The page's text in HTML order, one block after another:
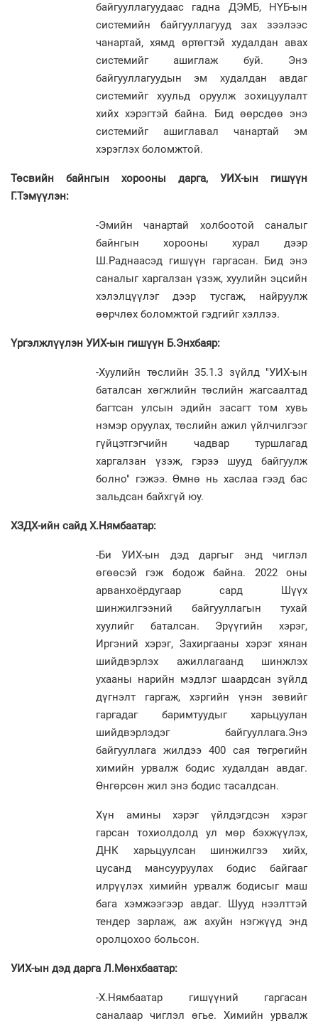
байгууллагуудаас гадна ДЭМБ, НҮБ-ын
системийн байгууллагууд зах зээлээс
чанартай, хямд өртөгтэй худалдан авах
системийг ашиглаж буй. Энэ
байгууллагуудын эм худалдан авдаг
системийг хуульд оруулж зохицуулалт
хийх хэрэгтэй байна. Бид өөрсдөө энэ
системийг ашиглавал чанартай эм
хэрэглэх боломжтой.
Төсвийн байнгын хорооны дарга, УИХ-ын гишүүн
Г.Тэмүүлэн:
-Эмийн чанартай холбоотой саналыг
байнгын хорооны хурал дээр
Ш.Раднаасэд гишүүн гаргасан. Бид энэ
саналыг харгалзан үзэж, хуулийн эцсийн
хэлэлцүүлэг дээр тусгаж, найруулж
өөрчлөх боломжтой гэдгийг хэллээ.
Үргэлжлүүлэн УИХ-ын гишүүн Б.Энхбаяр:
-Хуулийн төслийн 35.1.3 зүйлд "УИХ-ын
баталсан хөгжлийн төслийн жагсаалтад
багтсан улсын эдийн засагт том хувь
нэмэр оруулах, төслийн ажил үйлчилгээг
гүйцэтгэгчийн чадвар туршлагад
харгалзан үзэж, гэрээ шууд байгуулж
болно" гэжээ. Өмнө нь хаслаа гээд бас
зальдсан байхгүй юу.
ХЗДХ-ийн сайд Х.Нямбаатар:
-Би УИХ-ын дэд даргыг энд чиглэл
өгөөсэй гэж бодож байна. 2022 оны
арванхоёрдугаар сард Шүүх
шинжилгээний байгууллагын тухай
хуулийг баталсан. Эрүүгийн хэрэг,
Иргэний хэрэг, Захиргааны хэрэг хянан
шийдвэрлэх ажиллагаанд шинжлэх
ухааны нарийн мэдлэг шаардсан зүйлд
дүгнэлт гаргаж, хэргийн үнэн зөвийг
гаргадаг баримтуудыг харьцуулан
шийдвэрлэдэг байгууллага.Энэ
байгууллага жилдээ 400 сая төгрөгийн
химийн урвалж бодис худалдан авдаг.
Өнгөрсөн жил энэ бодис тасалдсан.
Хүн амины хэрэг үйлдэгдсэн хэрэг
гарсан тохиолдолд ул мөр бэхжүүлэх,
ДНК харьцуулсан шинжилгээ хийх,
цусанд мансууруулах бодис байгааг
илрүүлэх химийн урвалж бодисыг маш
бага хэмжээгээр авдаг. Шууд нээлттэй
тендер зарлаж, аж ахуйн нэгжүүд энд
оролцохоо больсон.
УИХ-ын дэд дарга Л.Мөнхбаатар:
-Х.Нямбаатар гишүүний гаргасан
саналаар чиглэл өгье. Химийн урвалж